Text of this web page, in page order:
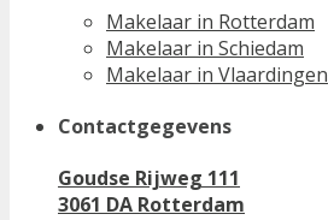
Makelaar in Rotterdam
Makelaar in Schiedam
Makelaar in Vlaardingen
Contactgegevens
Goudse Rijweg 111
3061 DA Rotterdam